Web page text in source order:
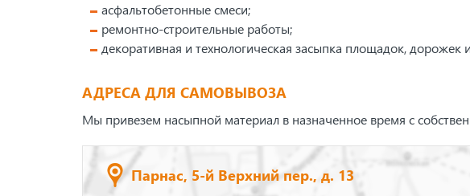
асфальтобетонные смеси;
ремонтно-строительные работы;
декоративная и технологическая засыпка площадок, дорожек
АДРЕСА ДЛЯ САМОВЫВОЗА
Мы привезем насыпной материал в назначенное время с
Парнас, 5-й Верхний пер., д. 13